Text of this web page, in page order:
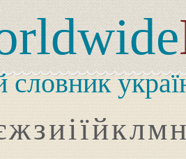
словник
жзиіїйклмн